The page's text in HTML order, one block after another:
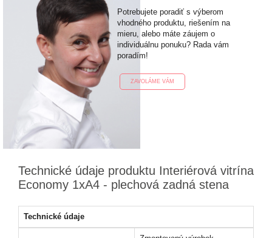
Potrebujete poradiť s výberom
vhodného produktu, riešením na
mieru, alebo máte záujem o
individuálnu ponuku? Rada vám
poradím!
ZAVOLÁME VÁM
Technické údaje produktu Interiérová vitrína
Economy 1xA4 - plechová zadná stena
Technické údaje